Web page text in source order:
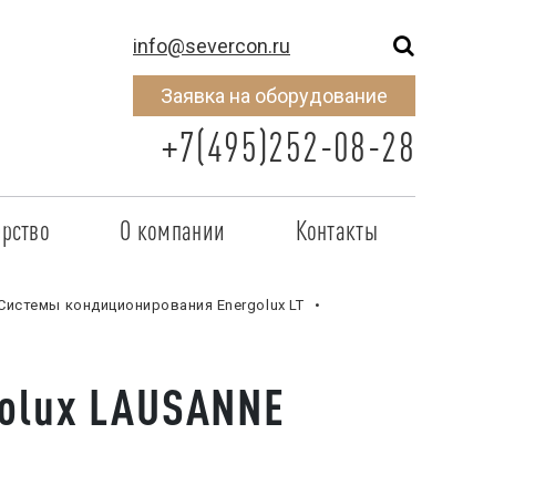
info@severcon.ru
Заявка на оборудование
+7(495)252-08-28
сертификат
О компании
Карьера
Контакты
кондиционирования Energolux LT
LAUSANNE